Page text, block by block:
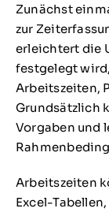
4. Reports
Excel
5. Mobile
6. Welche
beachten?
7. Home-
Zunächst
zur
erleichtert die
festgelegt
Arbeitszeiten,
Grundsätzlich
Vorgaben und
Arbeitszeiten
Excel-